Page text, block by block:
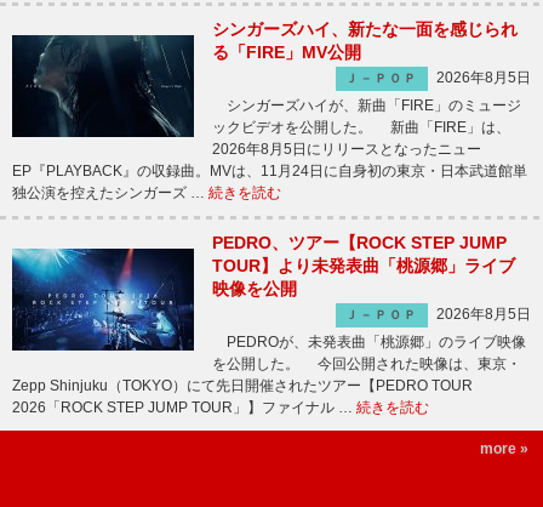
シンガーズハイ、新たな一面を感じられ
る「FIRE」MV公開
Ｊ－ＰＯＰ
2026年8月5日
シンガーズハイが、新曲「FIRE」のミュージ
ックビデオを公開した。 新曲「FIRE」は、
2026年8月5日にリリースとなったニュー
EP『PLAYBACK』の収録曲。MVは、11月24日に自身初の東京・日本武道館単
独公演を控えたシンガーズ … 続きを読む
PEDRO、ツアー【ROCK STEP JUMP
TOUR】より未発表曲「桃源郷」ライブ
映像を公開
Ｊ－ＰＯＰ
2026年8月5日
PEDROが、未発表曲「桃源郷」のライブ映像
を公開した。 今回公開された映像は、東京・
Zepp Shinjuku（TOKYO）にて先日開催されたツアー【PEDRO TOUR
2026「ROCK STEP JUMP TOUR」】ファイナル … 続きを読む
more »